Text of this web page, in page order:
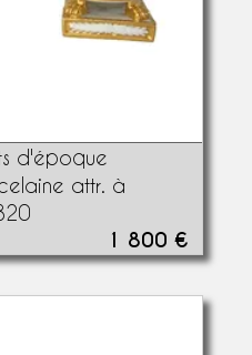
d'époque
attr. à
1 800 €